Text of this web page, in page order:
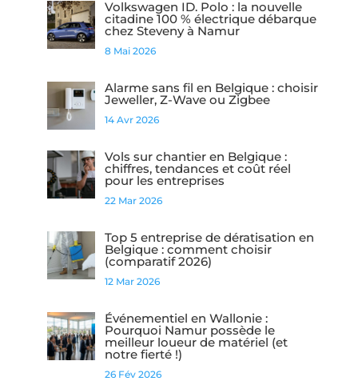
Volkswagen ID. Polo : la nouvelle
citadine 100 % électrique débarque
chez Steveny à Namur
8 Mai 2026
Alarme sans fil en Belgique : choisir
Jeweller, Z-Wave ou Zigbee
14 Avr 2026
Vols sur chantier en Belgique :
chiffres, tendances et coût réel
pour les entreprises
22 Mar 2026
Top 5 entreprise de dératisation en
Belgique : comment choisir
(comparatif 2026)
12 Mar 2026
Événementiel en Wallonie :
Pourquoi Namur possède le
meilleur loueur de matériel (et
notre fierté !)
26 Fév 2026